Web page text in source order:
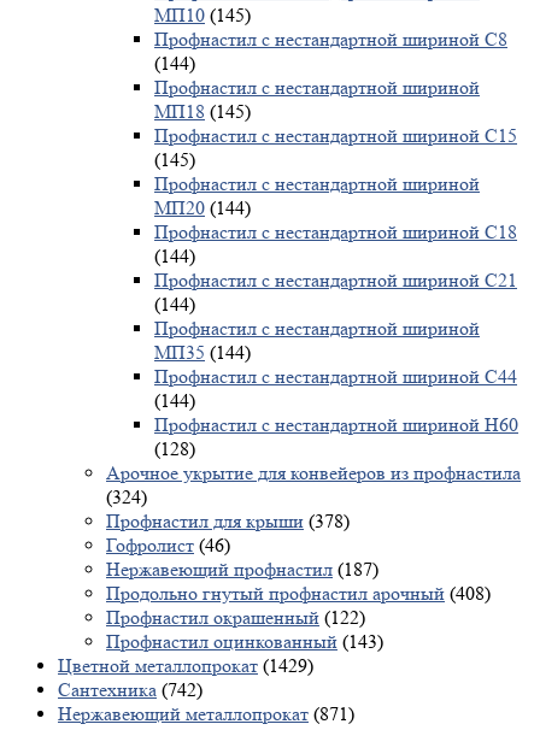
МП10 (145)
Профнастил с нестандартной шириной С8
(144)
Профнастил с нестандартной шириной
МП18 (145)
Профнастил с нестандартной шириной С15
(145)
Профнастил с нестандартной шириной
МП20 (144)
Профнастил с нестандартной шириной С18
(144)
Профнастил с нестандартной шириной С21
(144)
Профнастил с нестандартной шириной
МП35 (144)
Профнастил с нестандартной шириной С44
(144)
Профнастил с нестандартной шириной Н60
(128)
Арочное укрытие для конвейеров из профнастила
(324)
Профнастил для крыши (378)
Гофролист (46)
Нержавеющий профнастил (187)
Продольно гнутый профнастил арочный (408)
Профнастил окрашенный (122)
Профнастил оцинкованный (143)
Цветной металлопрокат (1429)
Сантехника (742)
Нержавеющий металлопрокат (871)